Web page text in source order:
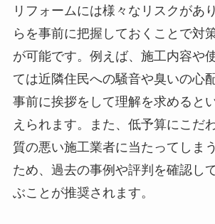
リフォームには様々なリスクがあ
らを事前に把握しておくことで対
が可能です。例えば、施工内容や
ては近隣住民への騒音や臭いの心
事前に挨拶をして理解を求めると
えられます。また、低予算にこだ
質の悪い施工業者に当たってしま
ため、過去の事例や評判を確認し
ぶことが推奨されます。